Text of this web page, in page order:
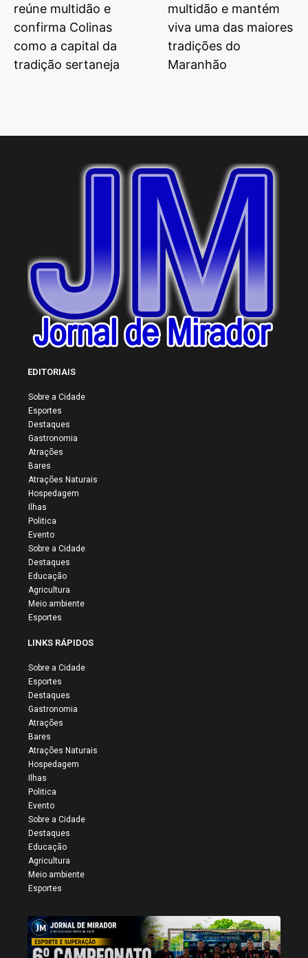
reúne multidão e
confirma Colinas
como a capital da
tradição sertaneja
multidão e mantém
viva uma das maiores
tradições do
Maranhão
EDITORIAIS
Sobre a Cidade
Esportes
Destaques
Gastronomia
Atrações
Bares
Atrações Naturais
Hospedagem
Ilhas
Politica
Evento
Sobre a Cidade
Destaques
Educação
Agricultura
Meio ambiente
Esportes
LINKS RÁPIDOS
Sobre a Cidade
Esportes
Destaques
Gastronomia
Atrações
Bares
Atrações Naturais
Hospedagem
Ilhas
Politica
Evento
Sobre a Cidade
Destaques
Educação
Agricultura
Meio ambiente
Esportes